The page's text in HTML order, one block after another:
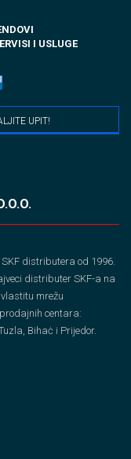
I USLUGE
UPIT!
distributera od 1996.
distributer SKF-a na
mrežu
centara:
Bihaċ i Prijedor.